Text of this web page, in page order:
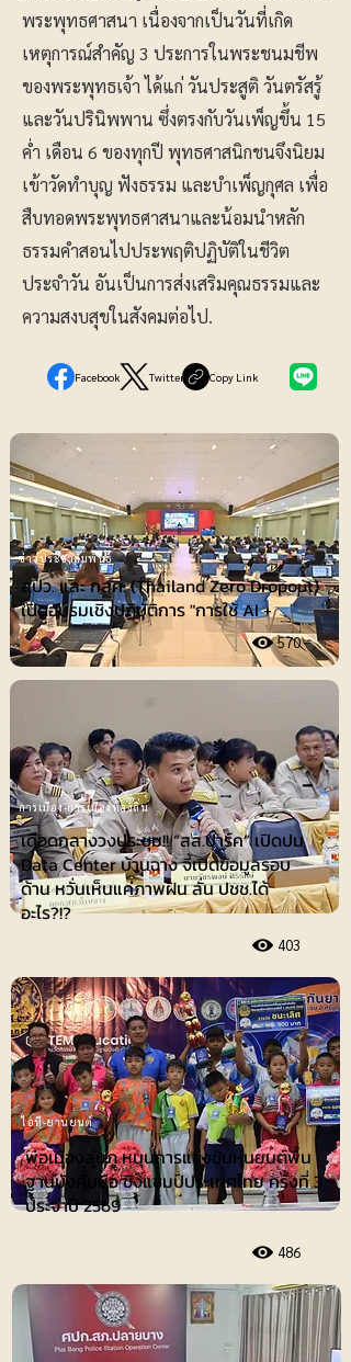
พระพุทธศาสนา เนื่องจากเป็นวันที่เกิด
เหตุการณ์สำคัญ 3 ประการในพระชนมชีพ
ของพระพุทธเจ้า ได้แก่ วันประสูติ วันตรัสรู้
และวันปรินิพพาน ซึ่งตรงกับวันเพ็ญขึ้น 15
ค่ำ เดือน 6 ของทุกปี พุทธศาสนิกชนจึงนิยม
เข้าวัดทำบุญ ฟังธรรม และบำเพ็ญกุศล เพื่อ
สืบทอดพระพุทธศาสนาและน้อมนำหลัก
ธรรมคำสอนไปประพฤติปฏิบัติในชีวิต
ประจำวัน อันเป็นการส่งเสริมคุณธรรมและ
ความสงบสุขในสังคมต่อไป.
Facebook Twitter Copy Link
ข่าวประชาสัมพันธ์
สปว. และ กสศ. (Thailand Zero Dropout)
เปิดอบรมเชิงปฏิบัติการ "การใช้ AI +
570
เดือดกลางวงประชุม!! “สส.ปาร์ค” เปิดปม
Data Center บ้านฉาง จี้เปิดข้อมูลรอบ
ด้าน หวั่นเห็นแค่ภาพฝัน ลั่น ปชช.ได้
อะไร?!?
403
การเมือง-การเมืองท้องถิ่น
ไอที-ยานยนต์
พ่อเมืองลุ่มภู หนุนการแข่งขันหุ่นยนต์พื้น
ฐานบังคับมือ ชิงแชมป์ประเทศไทย ครั้งที่ 3
ประจำปี 2569
486